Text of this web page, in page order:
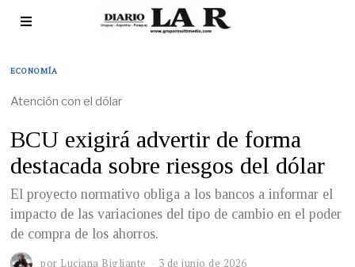
ECONOMÍA
Atención con el dólar
BCU exigirá advertir de forma
destacada sobre riesgos del dólar
El proyecto normativo obliga a los bancos a informar el
impacto de las variaciones del tipo de cambio en el poder
de compra de los ahorros.
por Luciana Bigliante 3 de junio de 2026